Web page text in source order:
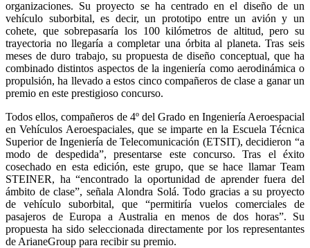
organizaciones. Su proyecto se ha centrado en el diseño de un
vehículo suborbital, es decir, un prototipo entre un avión y un
cohete, que sobrepasaría los 100 kilómetros de altitud, pero su
trayectoria no llegaría a completar una órbita al planeta. Tras seis
meses de duro trabajo, su propuesta de diseño conceptual, que ha
combinado distintos aspectos de la ingeniería como aerodinámica o
propulsión, ha llevado a estos cinco compañeros de clase a ganar un
premio en este prestigioso concurso.
Todos ellos, compañeros de 4º del Grado en Ingeniería Aeroespacial
en Vehículos Aeroespaciales, que se imparte en la Escuela Técnica
Superior de Ingeniería de Telecomunicación (ETSIT), decidieron “a
modo de despedida”, presentarse este concurso. Tras el éxito
cosechado en esta edición, este grupo, que se hace llamar Team
STEINER, ha “encontrado la oportunidad de aprender fuera del
ámbito de clase”, señala Alondra Solá. Todo gracias a su proyecto
de vehículo suborbital, que “permitiría vuelos comerciales de
pasajeros de Europa a Australia en menos de dos horas”. Su
propuesta ha sido seleccionada directamente por los representantes
de ArianeGroup para recibir su premio.